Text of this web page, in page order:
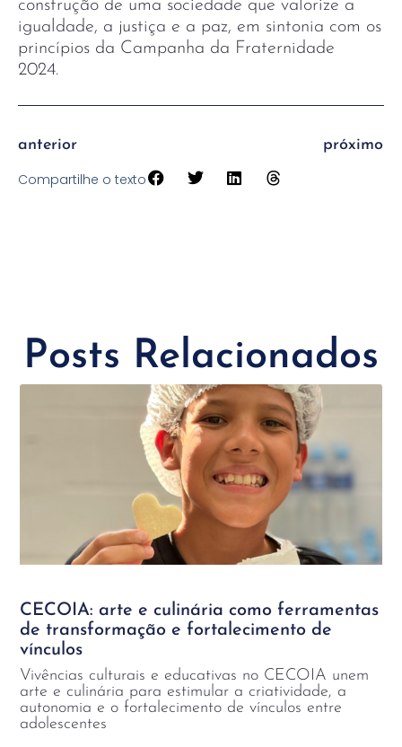
construção de uma sociedade que valorize a
igualdade, a justiça e a paz, em sintonia com os
princípios da Campanha da Fraternidade
2024.
anterior próximo
Compartilhe o texto
Posts Relacionados
CECOIA: arte e culinária como ferramentas
de transformação e fortalecimento de
vínculos
Vivências culturais e educativas no CECOIA unem
arte e culinária para estimular a criatividade, a
autonomia e o fortalecimento de vínculos entre
adolescentes